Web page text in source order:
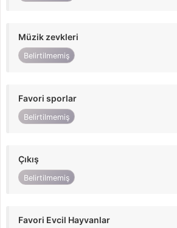
Müzik zevkleri
Belirtilmemiş
Favori sporlar
Belirtilmemiş
Çıkış
Belirtilmemiş
Favori Evcil Hayvanlar